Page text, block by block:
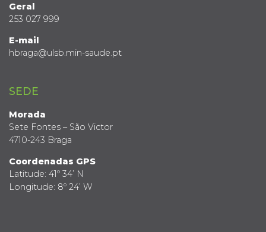
Geral
253 027 999
E-mail
hbraga@ulsb.min-saude.pt
SEDE
Morada
Sete Fontes – São Victor
4710-243 Braga
Coordenadas GPS
Latitude: 41º 34’ N
Longitude: 8º 24’ W